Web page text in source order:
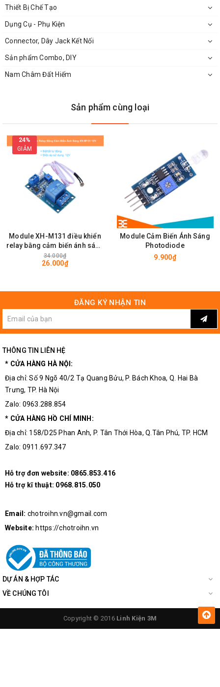
Mặt SauModule Thu Phát Hồng Ngoại H92B4
Chi TiếtModule Thu Phát Hồng Ngoại H92B4
Thiết Bị Chế Tạo
Dụng Cụ - Phụ Kiện
Connector, Dây Jack Kết Nối
Sản phẩm Combo, DIY
Nam Châm Đất Hiếm
Sản phẩm cùng loại
24%
GIẢM
Module XH-M131 điều khiển
relay bằng cảm biến ánh sáng
12V
34.000₫
26.000₫
Module Cảm Biến Ánh Sáng
Photodiode
9.900₫
ĐĂNG KÝ NHẬN TIN
THÔNG TIN LIÊN HỆ
* CỬA HÀNG HÀ NỘI:
Địa chỉ: Số 9 Ngõ 40/2 Tạ Quang Bửu, P. Bách Khoa, Q. Hai Bà
Trưng, TP. Hà Nội
Zalo: 0963.288.854
* CỬA HÀNG HỒ CHÍ MINH:
Địa chỉ: 158/D25 Phan Anh, P. Tân Thới Hòa, Q.Tân Phú, TP. HCM
Zalo: 0911.697.347
Hỗ trợ đơn website: 0865.853.416
Hỗ trợ kĩ thuật: 0968.815.050
Email: chotroihn.vn@gmail.com
Website: https://chotroihn.vn
DỰ ÁN & HỢP TÁC
VỀ CHÚNG TÔI
Copyright © 2016 Linh Kiện 3M